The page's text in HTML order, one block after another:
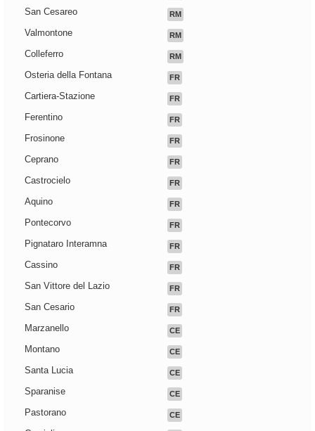
San Cesareo RM
Valmontone RM
Colleferro RM
Osteria della Fontana FR
Cartiera-Stazione FR
Ferentino FR
Frosinone FR
Ceprano FR
Castrocielo FR
Aquino FR
Pontecorvo FR
Pignataro Interamna FR
Cassino FR
San Vittore del Lazio FR
San Cesario FR
Marzanello CE
Montano CE
Santa Lucia CE
Sparanise CE
Pastorano CE